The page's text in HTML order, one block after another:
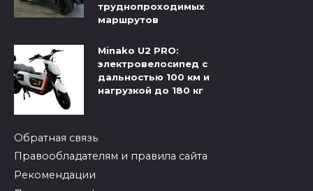
труднопроходимых
маршрутов
Minako U2 PRO:
электровелосипед с
дальностью 100 км и
нагрузкой до 180 кг
Обратная связь
Правообладателям и правила сайта
Рекомендации